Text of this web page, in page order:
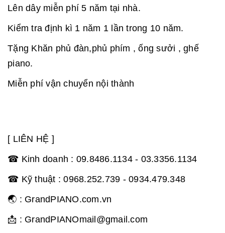
Lên dây miễn phí 5 năm tại nhà.
Kiểm tra định kì 1 năm 1 lần trong 10 năm.
Tặng Khăn phủ đàn,phủ phím , ống sưởi , ghế
piano.
Miễn phí vận chuyển nội thành
[ LIÊN HỆ ]
☎ Kinh doanh : 09.8486.1134 - 03.3356.1134
☎ Kỹ thuật : 0968.252.739 - 0934.479.348
🌏 : GrandPIANO.com.vn
📩 : GrandPIANOmail@gmail.com